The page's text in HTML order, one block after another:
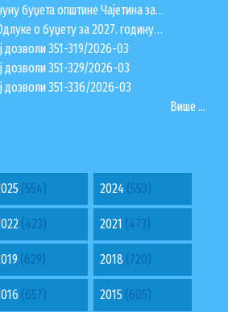
буџета општине Чајетина за…
о буџету за 2027. годину…
дозволи 351-319/2026-03
дозволи 351-329/2026-03
дозволи 351-336/2026-03
Више ...
(554) 2024 (553)
(423) 2021 (473)
(629) 2018 (720)
(657) 2015(605)